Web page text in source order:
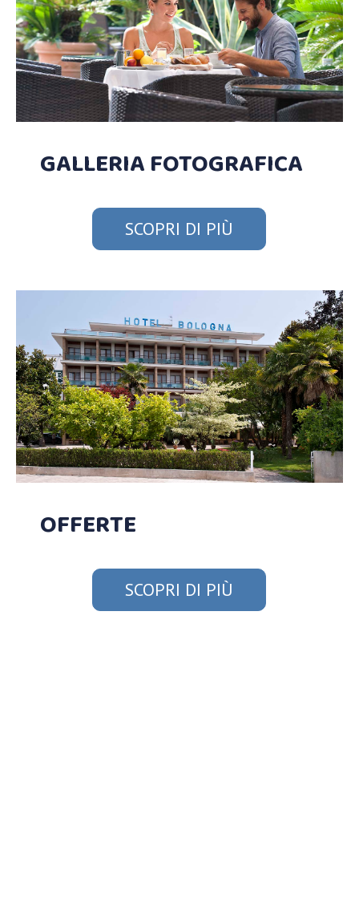
GALLERIA FOTOGRAFICA
SCOPRI DI PIÙ
OFFERTE
SCOPRI DI PIÙ